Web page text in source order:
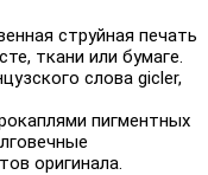
струйная печать
ткани или бумаге.
слова gicler,
пигментных
оригинала.